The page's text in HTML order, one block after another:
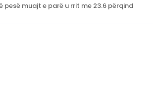
pesë muajt e parë u rrit me 23.6 përqind